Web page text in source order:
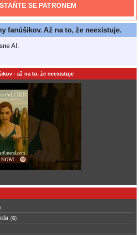
STAŇTE SE PATRONEM
fanúšikov. Až na to, že neexistuje.
AI.
- až na to, že neexistuje
(6)